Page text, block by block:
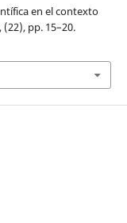
en el contexto
(22), pp. 15–20.